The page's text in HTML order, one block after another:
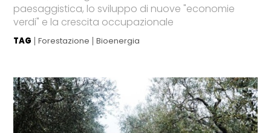
paesaggistica, lo sviluppo di nuove "economie
verdi" e la crescita occupazionale
TAG Forestazione Bioenergia